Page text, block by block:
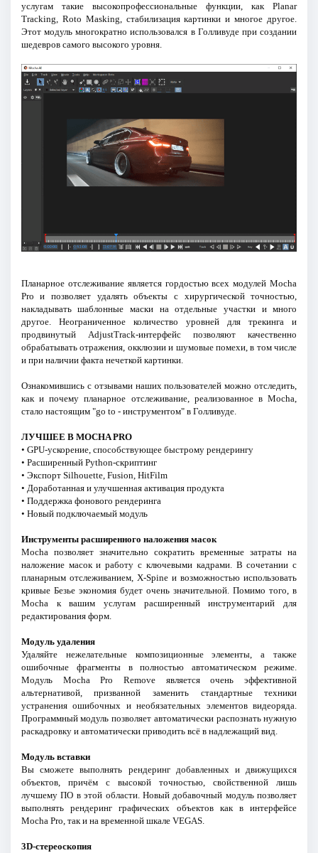
услугам такие высокопрофессиональные функции, как Planar
Tracking, Roto Masking, стабилизация картинки и многое другое.
Этот модуль многократно использовался в Голливуде при создании
шедевров самого высокого уровня.
Планарное отслеживание является гордостью всех модулей Mocha
Pro и позволяет удалять объекты с хирургической точностью,
накладывать шаблонные маски на отдельные участки и много
другое. Неограниченное количество уровней для трекинга и
продвинутый AdjustTrack-интерфейс позволяют качественно
обрабатывать отражения, окклюзии и шумовые помехи, в том числе
и при наличии факта нечеткой картинки.
Ознакомившись с отзывами наших пользователей можно отследить,
как и почему планарное отслеживание, реализованное в Mocha,
стало настоящим "go to - инструментом" в Голливуде.
ЛУЧШЕЕ В MOCHA PRO
• GPU-ускорение, способствующее быстрому рендерингу
• Расширенный Python-скриптинг
• Экспорт Silhouette, Fusion, HitFilm
• Доработанная и улучшенная активация продукта
• Поддержка фонового рендеринга
• Новый подключаемый модуль
Инструменты расширенного наложения масок
Mocha позволяет значительно сократить временные затраты на
наложение масок и работу с ключевыми кадрами. В сочетании с
планарным отслеживанием, X-Spine и возможностью использовать
кривые Безье экономия будет очень значительной. Помимо того, в
Mocha к вашим услугам расширенный инструментарий для
редактирования форм.
Модуль удаления
Удаляйте нежелательные композиционные элементы, а также
ошибочные фрагменты в полностью автоматическом режиме.
Модуль Mocha Pro Remove является очень эффективной
альтернативой, призванной заменить стандартные техники
устранения ошибочных и необязательных элементов видеоряда.
Программный модуль позволяет автоматически распознать нужную
раскадровку и автоматически приводить всё в надлежащий вид.
Модуль вставки
Вы сможете выполнять рендеринг добавленных и движущихся
объектов, причём с высокой точностью, свойственной лишь
лучшему ПО в этой области. Новый добавочный модуль позволяет
выполнять рендеринг графических объектов как в интерфейсе
Mocha Pro, так и на временной шкале VEGAS.
3D-стереоскопия